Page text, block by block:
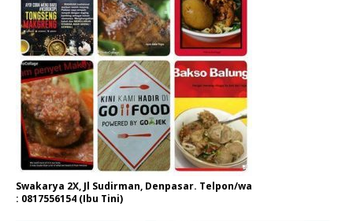
Swakarya 2X, Jl Sudirman, Denpasar. Telpon/wa
: 0817556154 (Ibu Tini)